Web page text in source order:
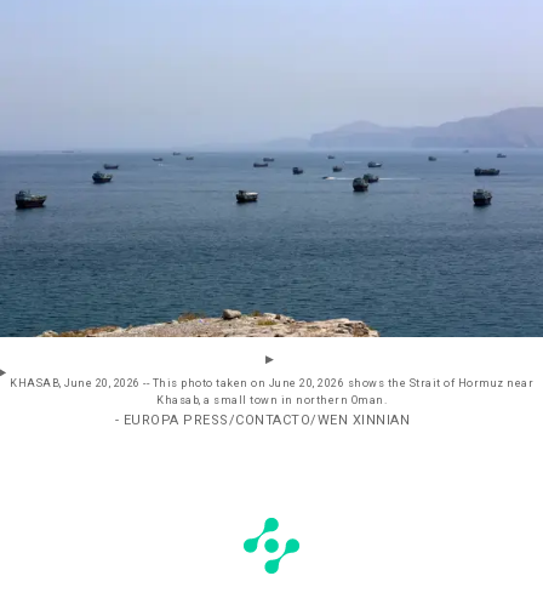
KHASAB, June 20, 2026 -- This photo taken on June 20, 2026 shows the Strait of Hormuz near
Khasab, a small town in northern Oman.
- EUROPA PRESS/CONTACTO/WEN XINNIAN